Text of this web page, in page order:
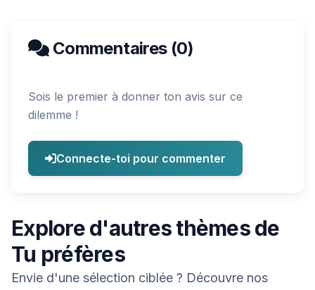
Commentaires (0)
Sois le premier à donner ton avis sur ce
dilemme !
Connecte-toi pour commenter
Explore d'autres thèmes de
Tu préfères
Envie d'une sélection ciblée ? Découvre nos